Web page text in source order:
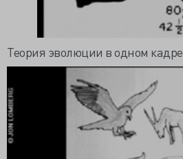
Теория эволюции в одном кадре.